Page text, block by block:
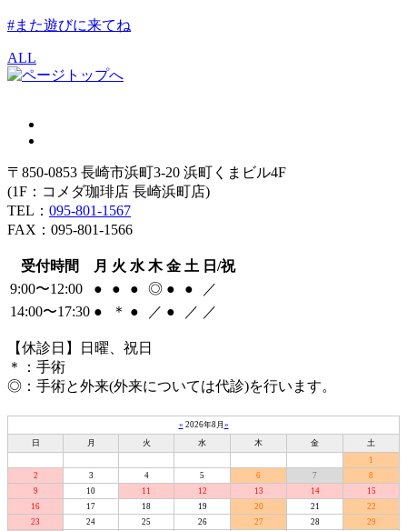
#また遊びに来てね
ALL
〒850-0853 長崎市浜町3-20 浜町くまビル4F
(1F：コメダ珈琲店 長崎浜町店)
TEL： 095-801-1567
FAX：095-801-1566
受付時間 月 火 水 木 金 土 日/祝
9:00〜12:00
● ● ● ◎ ● ●
／
14:00〜17:30 ● ＊ ● ／ ● ／ ／
【休診日】日曜、祝日
＊
：手術
◎ ：手術と外来(外来については代診)を行います。
« 2026年8月 »
日
月 火 水 木 金
土
1
2
3 4 5 6 7
8
9
10 11 12 13 14
15
16
17 18 19 20 21
22
23
24 25 26 27 28
29